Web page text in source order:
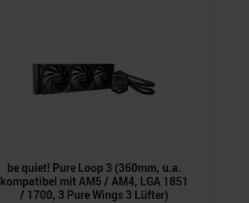
be quiet! Pure Loop 3 (360mm, u.a.
kompatibel mit AM5 / AM4, LGA 1851
/ 1700, 3 Pure Wings 3 Lüfter)